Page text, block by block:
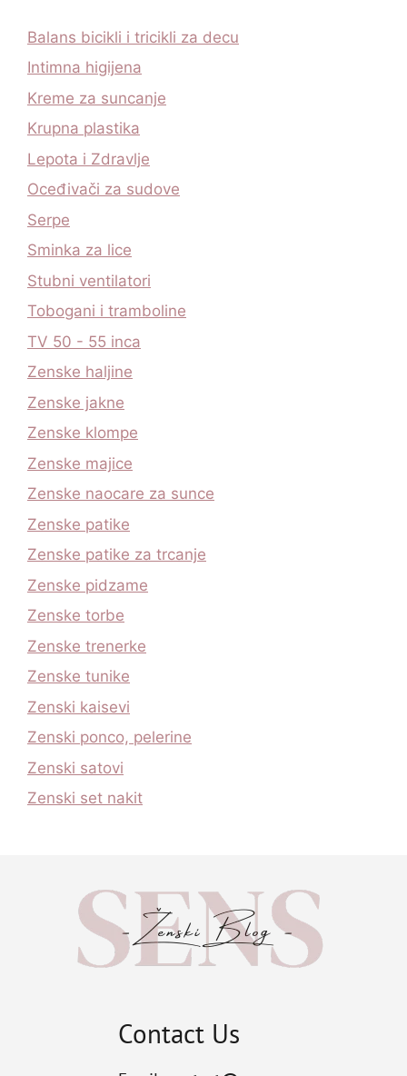
Balans bicikli i tricikli za decu
Intimna higijena
Kreme za suncanje
Krupna plastika
Lepota i Zdravlje
Oceđivači za sudove
Serpe
Sminka za lice
Stubni ventilatori
Tobogani i tramboline
TV 50 - 55 inca
Zenske haljine
Zenske jakne
Zenske klompe
Zenske majice
Zenske naocare za sunce
Zenske patike
Zenske patike za trcanje
Zenske pidzame
Zenske torbe
Zenske trenerke
Zenske tunike
Zenski kaisevi
Zenski ponco, pelerine
Zenski satovi
Zenski set nakit
Contact Us